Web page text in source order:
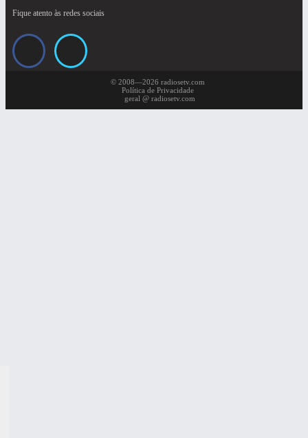
Fique atento às redes sociais
© 2008—2026 radiosetv.com
Política de Privacidade
geral @ radiosetv.com